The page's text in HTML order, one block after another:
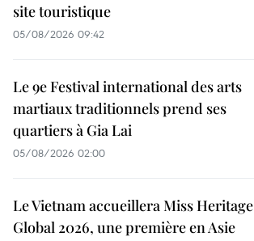
site touristique
05/08/2026 09:42
Le 9e Festival international des arts
martiaux traditionnels prend ses
quartiers à Gia Lai
05/08/2026 02:00
Le Vietnam accueillera Miss Heritage
Global 2026, une première en Asie